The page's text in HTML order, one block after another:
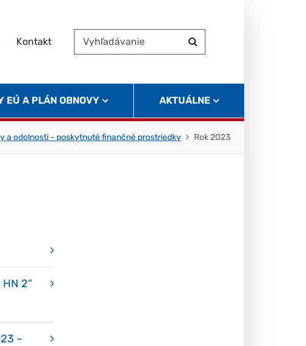
Kontakt
Vyhľadávanie
Hľadať
EÚ A PLÁN OBNOVY AKTUÁLNE
a odolnosti - poskytnuté finančné prostriedky Rok 2023
2“
–